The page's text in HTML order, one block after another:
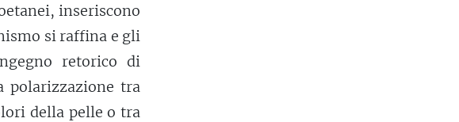
inseriscono
si raffina e gli
retorico di
polarizzazione tra
della pelle o tra